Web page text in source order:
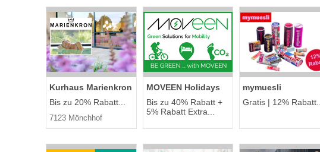
Kurhaus Marienkron
Bis zu 20% Rabatt...
7123 Mönchhof
MOVEEN Holidays
Bis zu 40% Rabatt +
5% Rabatt Extra...
mymuesli
Gratis | 12% Rabatt...